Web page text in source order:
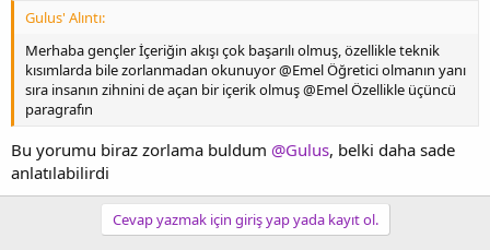
Gulus' Alıntı:
Merhaba gençler İçeriğin akışı çok başarılı olmuş, özellikle teknik
kısımlarda bile zorlanmadan okunuyor @Emel Öğretici olmanın yanı
sıra insanın zihnini de açan bir içerik olmuş @Emel Özellikle üçüncü
paragrafın
Bu yorumu biraz zorlama buldum @Gulus, belki daha sade
anlatılabilirdi
Cevap yazmak için giriş yap yada kayıt ol.